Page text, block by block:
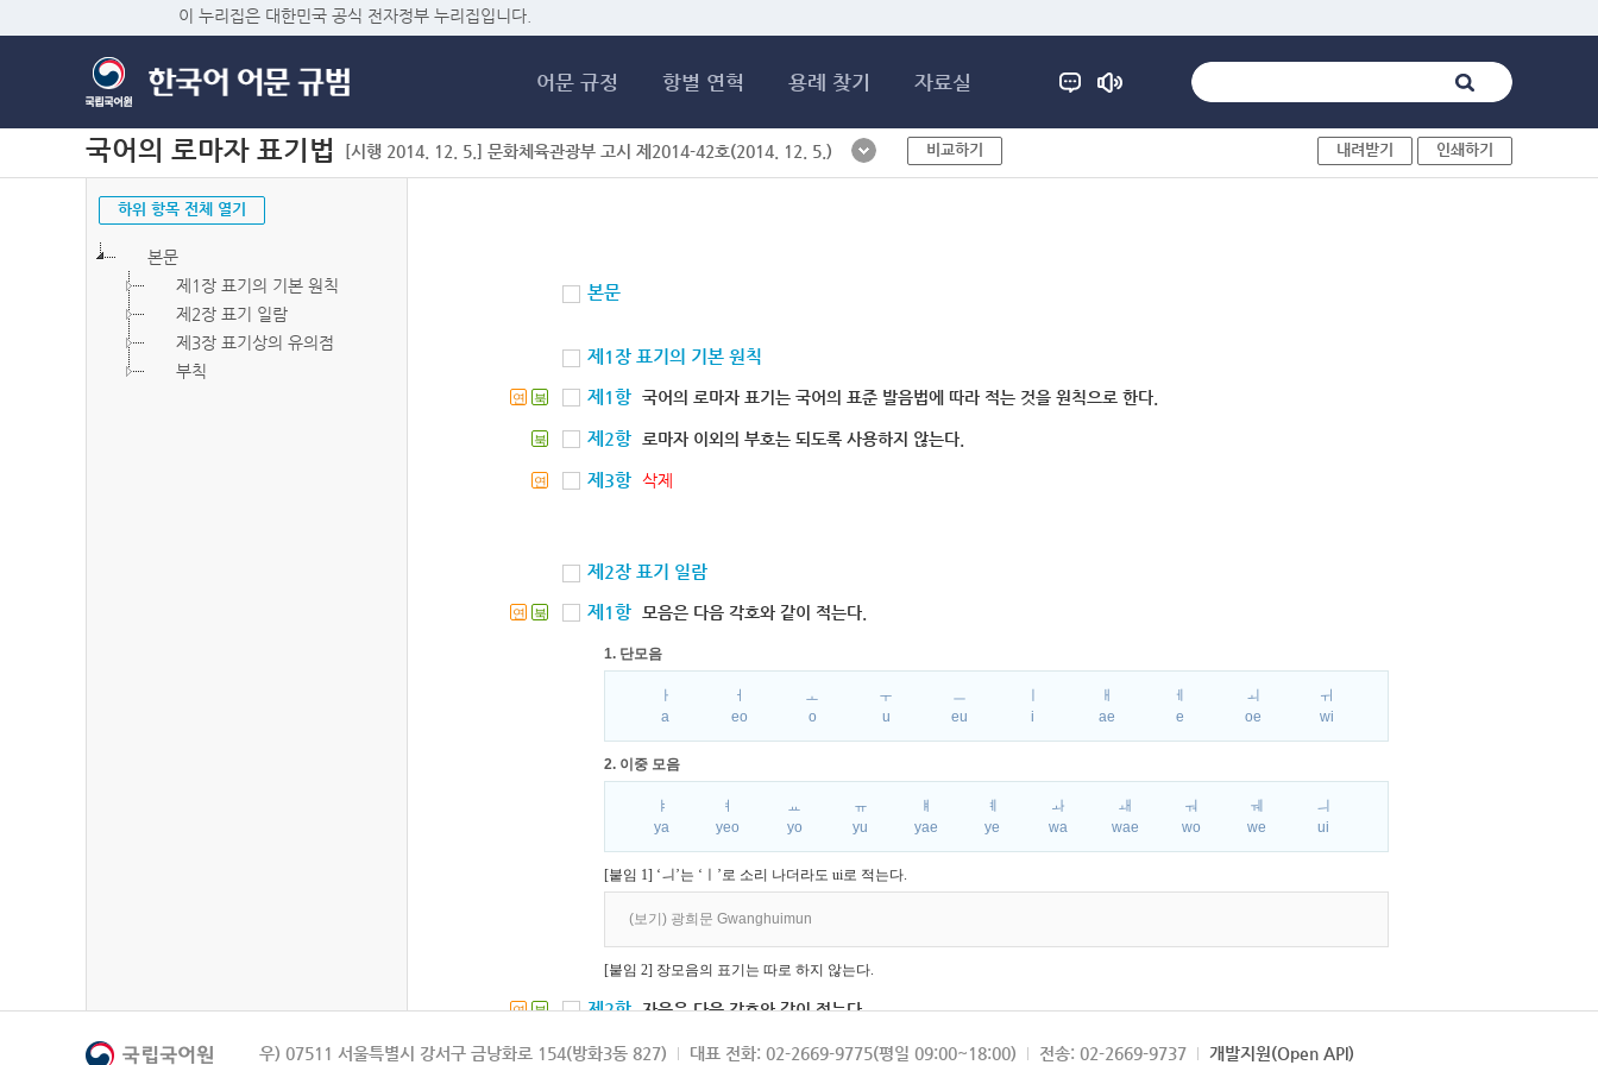
이 누리집은 대한민국 공식 전자정부 누리집입니다.
어문 규정 항별 연혁 용례 찾기 자료실
국어의 로마자 표기법 [시행 2014. 12. 5.] 문화체육관광부 고시 제2014-42호(2014. 12. 5.) 비교하기 내려받기 인쇄하기
하위 항목 전체 열기
본문
제1장 표기의 기본 원칙
제2장 표기 일람
제3장 표기상의 유의점
부칙
본문
제1장 표기의 기본 원칙
연 북 제1항 국어의 로마자 표기는 국어의 표준 발음법에 따라 적는 것을 원칙으로 한다.
북 제2항 로마자 이외의 부호는 되도록 사용하지 않는다.
연 제3항 삭제
제2장 표기 일람
연 북 제1항 모음은 다음 각호와 같이 적는다.
1. 단모음
ㅏ
a
ㅓ
eo
ㅗ
o
ㅜ
u
ㅡ
eu
i
ㅐ
ae
ㅔ
e
ㅚ
oe
ㅟ
wi
2. 이중 모음
ㅑ
ya
ㅕ
yeo
ㅛ
yo
ㅠ
yu
ㅒ
yae
ㅖ
ye
ㅘ
wa
ㅙ
wae
ㅝ
wo
ㅞ
we
ㅢ
ui
[붙임 1] ‘ㅢ’는 ‘ㅣ’로 소리 나더라도 ui로 적는다.
(보기) 광희문 Gwanghuimun
[붙임 2] 장모음의 표기는 따로 하지 않는다.
연 북 제2항 자음은 다음 각호와 같이 적는다.
1. 파열음
우) 07511 서울특별시 강서구 금낭화로 154(방화3동 827) 대표 전화: 02-2669-9775(평일 09:00~18:00) 전송: 02-2669-9737 개발지원(Open API)